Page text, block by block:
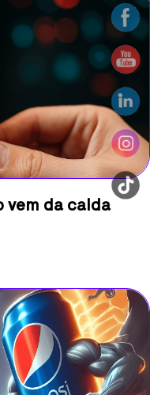
vem da calda